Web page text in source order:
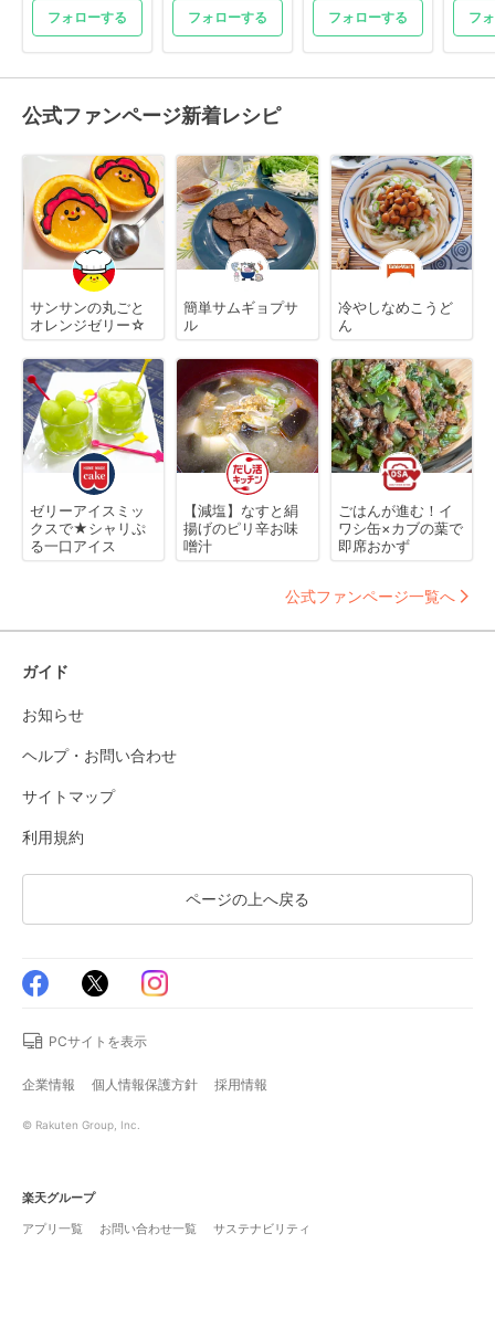
フォローする フォローする フォローする フ
公式ファンページ新着レシピ
サンサンの丸ごと
オレンジゼリー☆
簡単サムギョプサ
ル
冷やしなめこうど
ん
ゼリーアイスミッ
クスで★シャリぷ
る一口アイス
【減塩】なすと絹
揚げのピリ辛お味
噌汁
ごはんが進む！イ
ワシ缶×カブの葉で
即席おかず
公式ファンページ一覧へ
ガイド
お知らせ
ヘルプ・お問い合わせ
サイトマップ
利用規約
ページの上へ戻る
PCサイトを表示
企業情報 個人情報保護方針 採用情報
© Rakuten Group, Inc.
楽天グループ
アプリ一覧
お問い合わせ一覧 サステナビリティ